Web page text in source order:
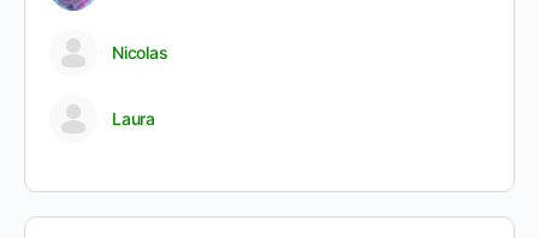
Nicolas
Laura